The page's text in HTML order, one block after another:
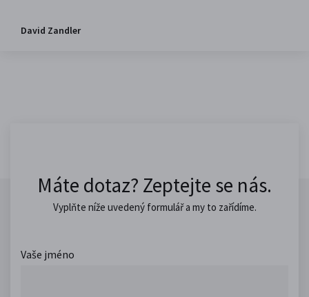
David Zandler
Máte dotaz? Zeptejte se nás.
Vyplňte níže uvedený formulář a my to zařídíme.
Vaše jméno